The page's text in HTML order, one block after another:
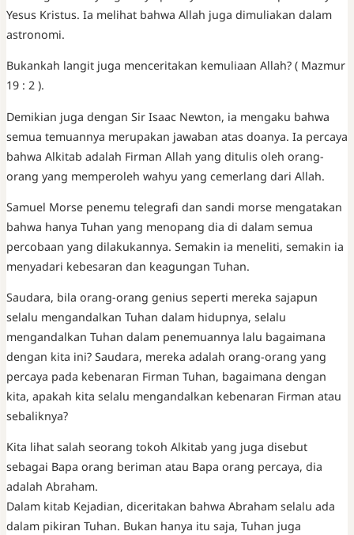
Yesus Kristus. Ia melihat bahwa Allah juga dimuliakan dalam
astronomi.
Bukankah langit juga menceritakan kemuliaan Allah? ( Mazmur
19 : 2 ).
Demikian juga dengan Sir Isaac Newton, ia mengaku bahwa
semua temuannya merupakan jawaban atas doanya. Ia percaya
bahwa Alkitab adalah Firman Allah yang ditulis oleh orang-
orang yang memperoleh wahyu yang cemerlang dari Allah.
Samuel Morse penemu telegrafi dan sandi morse mengatakan
bahwa hanya Tuhan yang menopang dia di dalam semua
percobaan yang dilakukannya. Semakin ia meneliti, semakin ia
menyadari kebesaran dan keagungan Tuhan.
Saudara, bila orang-orang genius seperti mereka sajapun
selalu mengandalkan Tuhan dalam hidupnya, selalu
mengandalkan Tuhan dalam penemuannya lalu bagaimana
dengan kita ini? Saudara, mereka adalah orang-orang yang
percaya pada kebenaran Firman Tuhan, bagaimana dengan
kita, apakah kita selalu mengandalkan kebenaran Firman atau
sebaliknya?
Kita lihat salah seorang tokoh Alkitab yang juga disebut
sebagai Bapa orang beriman atau Bapa orang percaya, dia
adalah Abraham.
Dalam kitab Kejadian, diceritakan bahwa Abraham selalu ada
dalam pikiran Tuhan. Bukan hanya itu saja, Tuhan juga